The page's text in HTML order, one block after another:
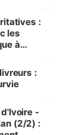
:
les
à
:
-
(2/2) :